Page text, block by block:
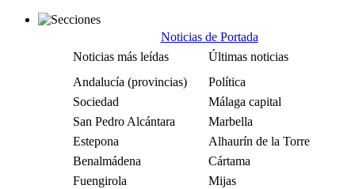
Noticias de Portada
Noticias más leídas
Últimas noticias
Andalucía (provincias)
Política
Sociedad
Málaga capital
San Pedro Alcántara
Marbella
Estepona
Alhaurín de la Torre
Benalmádena
Cártama
Fuengirola
Mijas